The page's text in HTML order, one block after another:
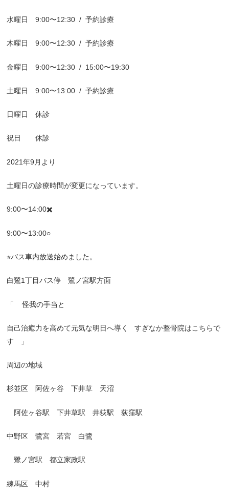
水曜日9:00〜12:30 / 予約診療
木曜日9:00〜12:30 / 予約診療
金曜日9:00〜12:30 / 15:00〜19:30
土曜日9:00〜13:00 / 予約診療
日曜日 休診
祝日 休診
2021年9 月より
土曜日の診療時間が変更になっています。
9:00〜14:00✖️
9:00〜13:00○
⭐︎バス車内放送始めました。
白鷺1丁目バス停 鷺ノ宮駅方面
「 怪我の手当と
自己治癒力を高めて元気な明日へ導く
すぎなか整骨院はこちらで
す 」
周辺の地域
杉並区 阿佐ヶ谷 下井草 天沼
阿佐ヶ谷駅 下井草駅 井荻駅 荻窪駅
中野区 鷺宮 若宮 白鷺
鷺ノ宮駅 都立家政駅
練馬区 中村